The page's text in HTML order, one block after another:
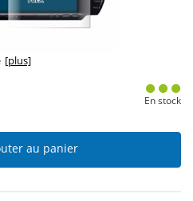
[plus]
En stock
au panier